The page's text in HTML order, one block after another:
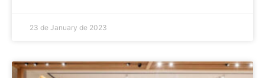
23 de January de 2023